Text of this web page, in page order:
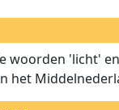
woorden 'licht'
het